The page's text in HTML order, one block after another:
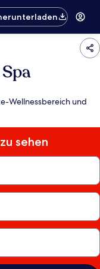
Wellnessbereich und
sehen